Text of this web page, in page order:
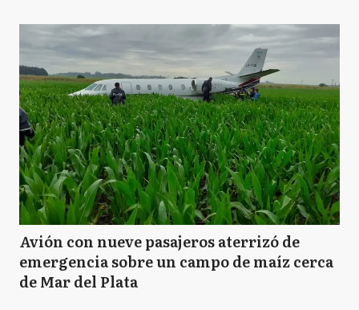
Avión con nueve pasajeros aterrizó de
emergencia sobre un campo de maíz cerca
de Mar del Plata